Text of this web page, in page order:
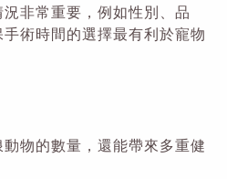
非常重要，例如性別、品
術時間的選擇最有利於寵物
物的數量，還能帶來多重健